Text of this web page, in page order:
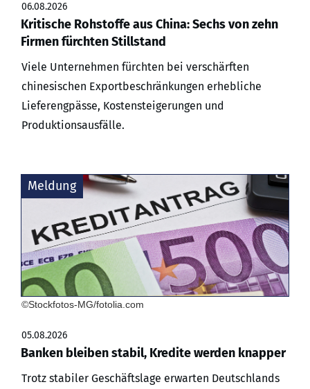
06.08.2026
Kritische Rohstoffe aus China: Sechs von zehn
Firmen fürchten Stillstand
Viele Unternehmen fürchten bei verschärften
chinesischen Exportbeschränkungen erhebliche
Lieferengpässe, Kostensteigerungen und
Produktionsausfälle.
Meldung
©Stockfotos-MG/fotolia.com
05.08.2026
Banken bleiben stabil, Kredite werden knapper
Trotz stabiler Geschäftslage erwarten Deutschlands